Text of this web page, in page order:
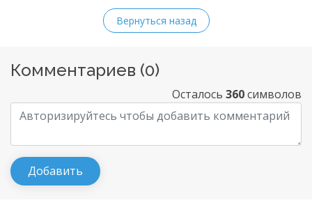
Вернуться назад
Комментариев (0)
Осталось 360символов